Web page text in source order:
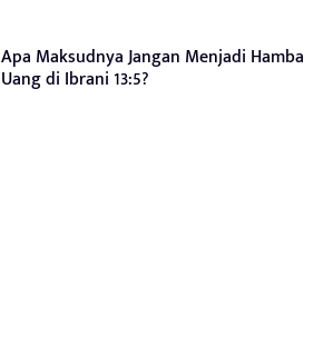
Apa Maksudnya Jangan Menjadi Hamba
Uang di Ibrani 13:5?